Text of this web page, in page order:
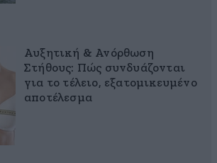
Αυξητική & Ανόρθωση
Στήθους: Πώς συνδυάζονται
για το τέλειο, εξατομικευμένο
αποτέλεσμα